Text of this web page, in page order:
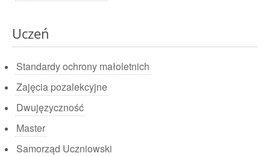
Uczeń
Standardy ochrony małoletnich
Zajęcia pozalekcyjne
Dwujęzyczność
Master
Samorząd Uczniowski